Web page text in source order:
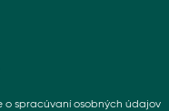
o spracúvaní osobných údajov